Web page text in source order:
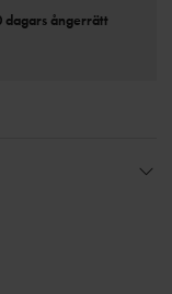
dagars ångerrätt